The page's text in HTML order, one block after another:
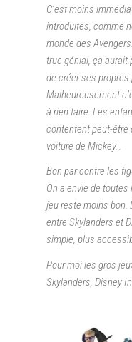
C’est moins
introduites, comme
monde des
truc génial, ça aurait
de créer ses
Malheureusement
à rien faire. Les
contentent peut-être
voiture de Mickey…
Bon par contre les
On a envie de
jeu reste moins bon.
entre Skylanders et
simple, plus
Pour moi les gros
Skylanders, Disney